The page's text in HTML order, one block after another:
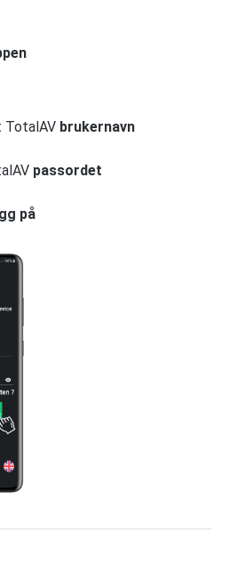
TotalAV brukernavn
passordet
på